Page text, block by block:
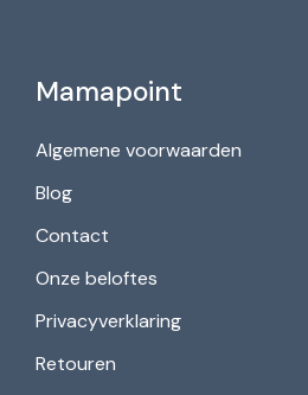
Mamapoint
Algemene voorwaarden
Blog
Contact
Onze beloftes
Privacyverklaring
Retouren